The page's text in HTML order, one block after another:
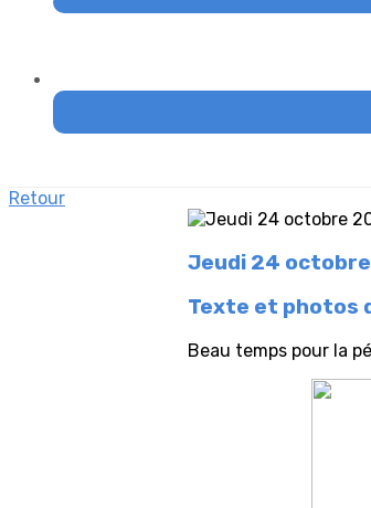
Retour
Jeudi 24
Texte et photos
Beau temps pour la